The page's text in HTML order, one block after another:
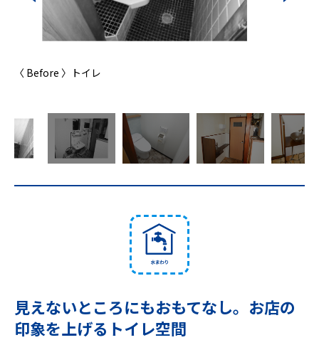
〈 Before 〉トイレ
見えないところにもおもてなし。お店の
印象を上げるトイレ空間